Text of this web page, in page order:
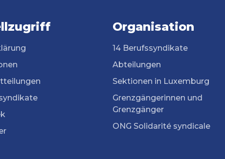
Organisation
14 Berufssyndikate
Abteilungen
Sektionen in Luxemburg
Grenzgängerinnen und
Grenzgänger
ONG Solidarité syndicale